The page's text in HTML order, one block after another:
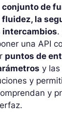
conjunto de
la
intercambios.
una API
puntos de
y las
y
y